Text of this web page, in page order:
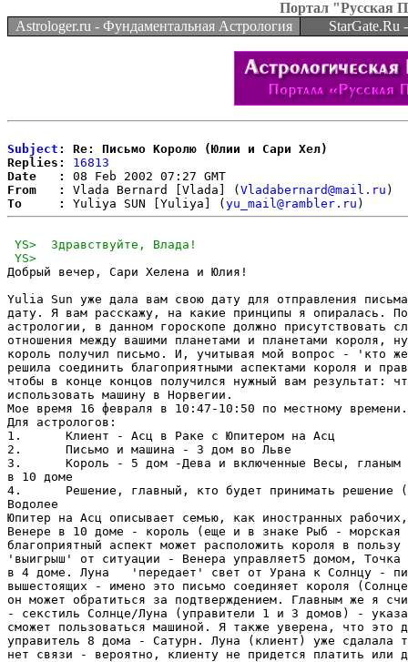
Портал "Русская
Astrologer.ru - Фундаментальная Астрология
StarGate.Ru
Subject : Re: Письмо Королю (Юлии и Сари Хел)
Replies:
16813
Date   :
From   :
Vlada Bernard [Vlada] (Vladabernard@mail.ru
To     :
Yuliya SUN [Yuliya] (yu_mail@rambler.ru
Добрый вечер, Сари Хелена и Юлия!
Yulia Sun уже дала вам свою дату для отправления
дату. Я вам расскажу, на какие принципы я опиралась.
астрологии, в данном гороскопе должно присутствовать
отношения между вашими планетами и планетами короля,
король получил письмо. И, учитывая мой вопрос - 'кто
решила соединить благоприятными аспектами короля и
чтобы в конце концов получился нужный вам результат:
использовать машину в Норвегии.
Мое время 16 февраля в 10:47-10:50 по местному времени.
Для астрологов:
1.	Клиент - Асц в Раке с Юпитером на Асц
2.	Письмо и машина - 3 дом во Льве
3.	Король - 5 дом -Дева и включенные Весы, гланым сигнификатором я считаю Солнце
в 10 доме
4.	Решение, главный, кто будет принимать решение (гос службы ...)- 10 дом в
Водолее
Юпитер на Асц описывает семью, как иностранных
Венере в 10 доме - король (еще и в знаке Рыб -
благоприятный аспект может расположить короля в
'выигрыш' от ситуации - Венера управляет5 домом, Точка
в 4 доме. Луна   'передает' свет от Урана к Солнцу -
вышестоящих - имено это письмо соединяет короля
он может обратиться за подтверждением. Главным же я
- секстиль Солнце/Луна (управители 1 и 3 домов) -
сможет пользоваться машиной. Я также уверена, что это
управитель 8 дома - Сатурн. Луна (клиент) уже сдалала
нет связи - вероятно, клиенту не придется платить или